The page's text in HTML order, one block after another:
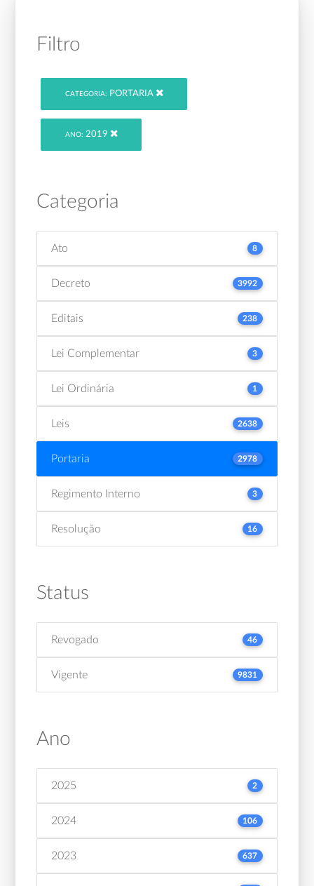
Filtro
CATEGORIA: PORTARIA
ANO: 2019
Categoria
Ato 8
Decreto 3992
Editais 238
Lei Complementar 3
Lei Ordinária 1
Leis 2638
Portaria 2978
Regimento Interno 3
Resolução 16
Status
Revogado 46
Vigente 9831
Ano
2025 2
2024 106
2023 637